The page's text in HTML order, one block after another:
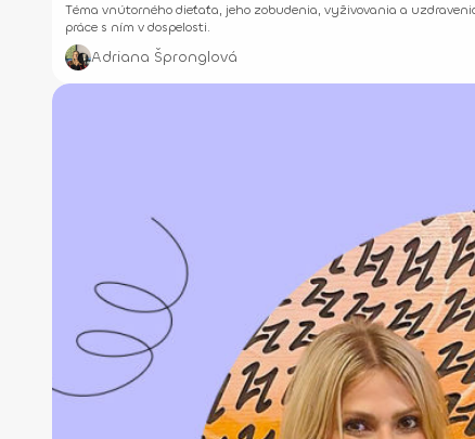
Téma vnútorného dieťaťa, jeho zobudenia, vyživovania a
práce s ním v dospelosti.
Adriana Špronglová